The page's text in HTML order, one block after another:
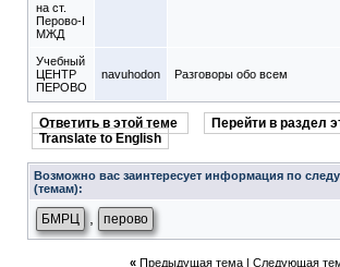
на ст.
Перово-I
МЖД
Учебный
ЦЕНТР
ПЕРОВО
navuhodon Разговоры обо всем
Ответить в этой теме
Перейти в раздел
Translate to English
Возможно вас заинтересует информация по
(темам):
БМРЦ перово
« Предыдущая тема| Следующая